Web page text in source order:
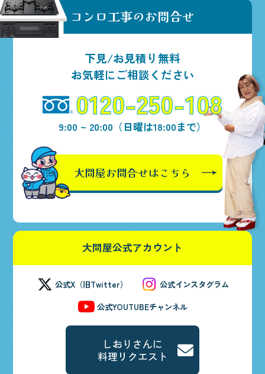
コンロ工事のお問合せ
下見/お見積り無料
お気軽にご相談ください
0120-250-108
9:00 ~ 20:00（日曜は18:00まで）
大問屋お問合せはこちら
大問屋公式アカウント
公式X（旧Twitter）
公式インスタグラム
公式YOUTUBEチャンネル
しおりさんに
料理リクエスト